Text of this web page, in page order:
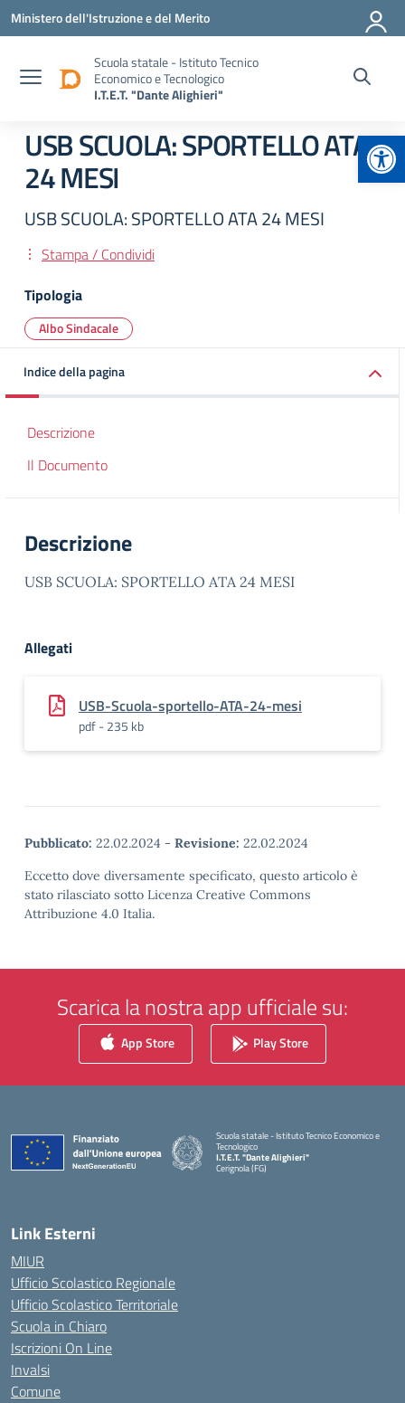
Vai ai contenuti
Vai al menu di navigazione
Vai al footer
Ministero dell'Istruzione e del Merito
Scuola statale - Istituto Tecnico
Economico e Tecnologico
I.T.E.T. "Dante Alighieri"
USB SCUOLA: SPORTELLO ATA
24 MESI
USB SCUOLA: SPORTELLO ATA 24 MESI
Stampa / Condividi
Tipologia
Albo Sindacale
Indice della pagina
Descrizione
Il Documento
Descrizione
USB SCUOLA: SPORTELLO ATA 24 MESI
Allegati
USB-Scuola-sportello-ATA-24-mesi
pdf - 235 kb
Pubblicato: 22.02.2024 - Revisione: 22.02.2024
Eccetto dove diversamente specificato, questo articolo è
stato rilasciato sotto Licenza Creative Commons
Attribuzione 4.0 Italia.
Scarica la nostra app ufficiale su:
App Store Play Store
Scuola statale - Istituto Tecnico Economico e
Tecnologico
I.T.E.T. "Dante Alighieri"
Cerignola (FG)
— Visita la pagina iniziale della scuola
Link Esterni
MIUR
Ufficio Scolastico Regionale
Ufficio Scolastico Territoriale
Scuola in Chiaro
Iscrizioni On Line
Invalsi
Comune